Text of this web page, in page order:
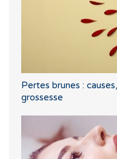
Pertes brunes :
grossesse